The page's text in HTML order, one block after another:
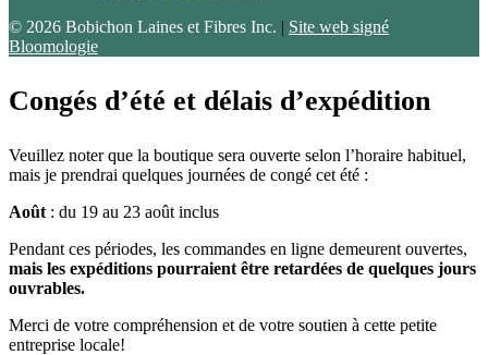
© 2026 Bobichon Laines et Fibres Inc. | Site web signé
Bloomologie
Congés d’été et délais d’expédition
Veuillez noter que la boutique sera ouverte selon l’horaire habituel,
mais je prendrai quelques journées de congé cet été :
Août : du 19 au 23 août inclus
Pendant ces périodes, les commandes en ligne demeurent ouvertes,
mais les expéditions pourraient être retardées de quelques jours
ouvrables.
Merci de votre compréhension et de votre soutien à cette petite
entreprise locale!